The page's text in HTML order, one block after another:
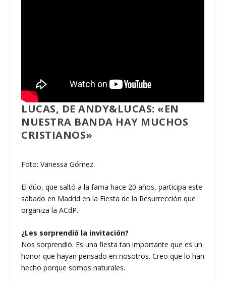
LUCAS, DE ANDY&LUCAS: «EN
NUESTRA BANDA HAY MUCHOS
CRISTIANOS»
Foto: Vanessa Gómez.
El dúo, que saltó a la fama hace 20 años, participa este
sábado en Madrid en la Fiesta de la Resurrección que
organiza la ACdP.
¿Les sorprendió la invitación?
Nos sorprendió. Es una fiesta tan importante que es un
honor que hayan pensado en nosotros. Creo que lo han
hecho porque somos naturales.